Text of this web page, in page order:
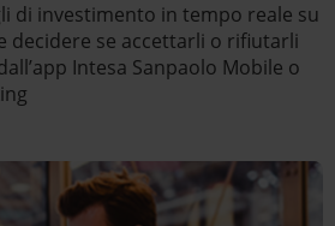
di investimento in tempo reale su
decidere se accettarli o rifiutarli
Intesa Sanpaolo Mobile o